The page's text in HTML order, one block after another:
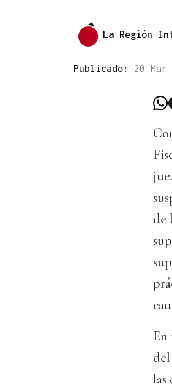
La Región
Publicado: 20
de
En
las